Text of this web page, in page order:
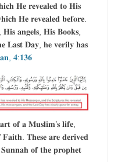
𝐇𝐞 𝐫𝐞𝐯𝐞𝐚𝐥𝐞𝐝 𝐭𝐨 𝐇𝐢𝐬
𝐇𝐞 𝐫𝐞𝐯𝐞𝐚𝐥𝐞𝐝 𝐛𝐞𝐟𝐨𝐫𝐞.
𝐇𝐢𝐬 𝐚𝐧𝐠𝐞𝐥𝐬, 𝐇𝐢𝐬 𝐁𝐨𝐨𝐤𝐬,
𝐋𝐚𝐬𝐭 𝐃𝐚𝐲, 𝐡𝐞 𝐯𝐞𝐫𝐢𝐥𝐲 𝐡𝐚𝐬
𝟒:𝟏𝟑𝟔
𝐨𝐟 𝐚 𝐌𝐮𝐬𝐥𝐢𝐦’𝐬 𝐥𝐢𝐟𝐞,
𝐅𝐚𝐢𝐭𝐡. 𝐓𝐡𝐞𝐬𝐞 𝐚𝐫𝐞 𝐝𝐞𝐫𝐢𝐯𝐞𝐝
𝐨𝐟 𝐭𝐡𝐞 𝐩𝐫𝐨𝐩𝐡𝐞𝐭